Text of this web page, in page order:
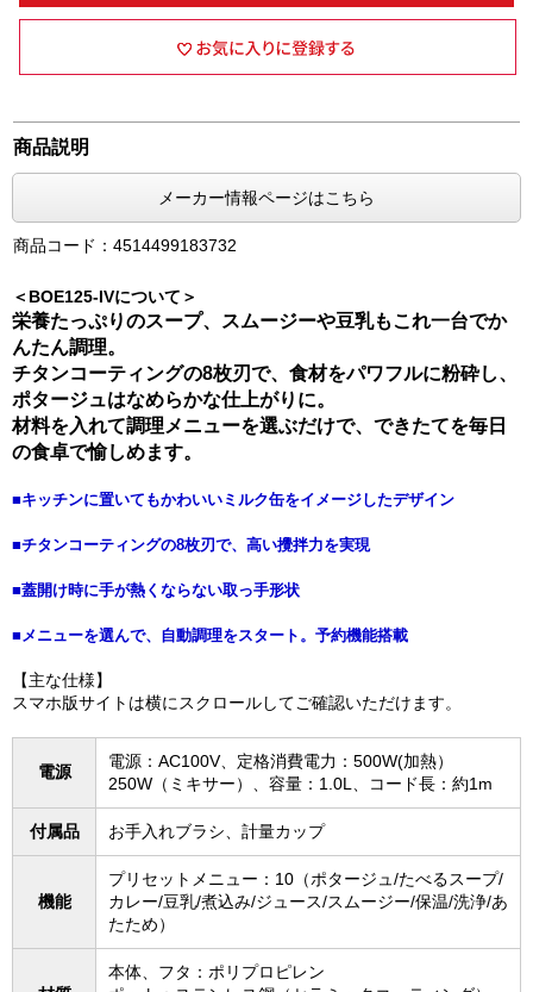
商品説明
メーカー情報ページはこちら
商品コード：4514499183732
＜BOE125-IVについて＞
栄養たっぷりのスープ、スムージーや豆乳もこれ一台でか
んたん調理。
チタンコーティングの8枚刃で、食材をパワフルに粉砕し、
ポタージュはなめらかな仕上がりに。
材料を入れて調理メニューを選ぶだけで、できたてを毎日
の食卓で愉しめます。
■キッチンに置いてもかわいいミルク缶をイメージしたデザイン
■チタンコーティングの8枚刃で、高い攪拌力を実現
■蓋開け時に手が熱くならない取っ手形状
■メニューを選んで、自動調理をスタート。予約機能搭載
【主な仕様】
スマホ版サイトは横にスクロールしてご確認いただけます。
電源
電源：AC100V、定格消費電力：500W(加熱）
250W（ミキサー）、容量：1.0L、コード長：約1m
付属品 お手入れブラシ、計量カップ
機能
プリセットメニュー：10（ポタージュ/たべるスープ/
カレー/豆乳/煮込み/ジュース/スムージー/保温/洗浄/あ
たため）
本体、フタ：ポリプロピレン